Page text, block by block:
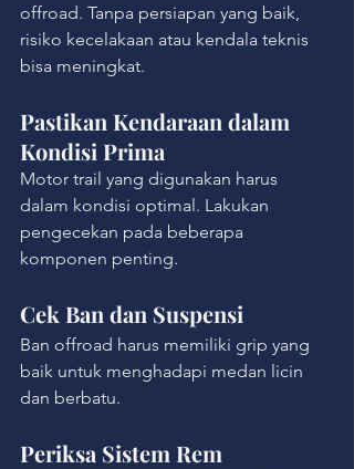
offroad. Tanpa persiapan yang baik,
risiko kecelakaan atau kendala teknis
bisa meningkat.
Pastikan Kendaraan dalam
Kondisi Prima
Motor trail yang digunakan harus
dalam kondisi optimal. Lakukan
pengecekan pada beberapa
komponen penting.
Cek Ban dan Suspensi
Ban offroad harus memiliki grip yang
baik untuk menghadapi medan licin
dan berbatu.
Periksa Sistem Rem